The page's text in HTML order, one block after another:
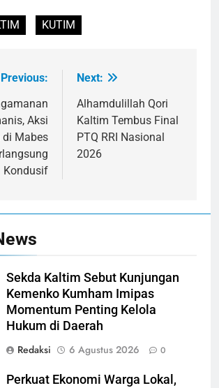
KUTIM
Previous:
Aksi
Mabes
Kondusif
Next:
Alhamdulillah Qori
Kaltim Tembus Final
PTQ RRI Nasional
2026
Sekda Kaltim Sebut Kunjungan
Kemenko Kumham Imipas
Momentum Penting Kelola
Hukum di Daerah
Redaksi
6 Agustus 2026 0
Perkuat Ekonomi Warga Lokal,